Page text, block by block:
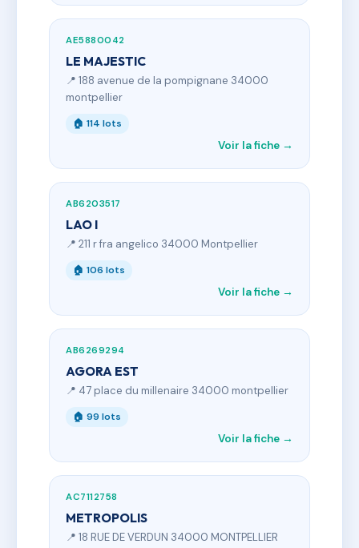
AE5880042
LE MAJESTIC
📍 188 avenue de la pompignane 34000
montpellier
🏠 114 lots
Voir la fiche →
AB6203517
LAO I
📍 211 r fra angelico 34000 Montpellier
🏠 106 lots
Voir la fiche →
AB6269294
AGORA EST
📍 47 place du millenaire 34000 montpellier
🏠 99 lots
Voir la fiche →
AC7112758
METROPOLIS
📍 18 RUE DE VERDUN 34000 MONTPELLIER